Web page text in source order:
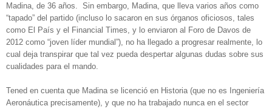
Madina, de 36 años. Sin embargo, Madina, que lleva varios años como
“tapado” del partido (incluso lo sacaron en sus órganos oficiosos, tales
como El País y el Financial Times, y lo enviaron al Foro de Davos de
2012 como “joven líder mundial”), no ha llegado a progresar realmente, lo
cual deja transpirar que tal vez pueda despertar algunas dudas sobre sus
cualidades para el mando.
Tened en cuenta que Madina se licenció en Historia (que no es Ingeniería
Aeronáutica precisamente), y que no ha trabajado nunca en el sector